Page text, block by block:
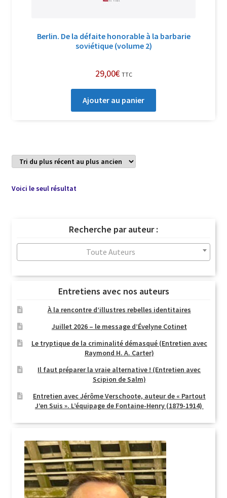
Berlin. De la défaite honorable à la barbarie
soviétique (volume 2)
29,00€ TTC
Ajouter au panier
Voici le seul résultat
Recherche par auteur :
Toute Auteurs
Entretiens avec nos auteurs
À la rencontre d’illustres rebelles identitaires
Juillet 2026 – le message d’Évelyne Cotinet
Le tryptique de la criminalité démasqué (Entretien avec
Raymond H. A. Carter)
Il faut préparer la vraie alternative ! (Entretien avec
Scipion de Salm)
Entretien avec Jérôme Verschoote, auteur de « Partout
J’en Suis ». L’équipage de Fontaine-Henry (1879-1914)